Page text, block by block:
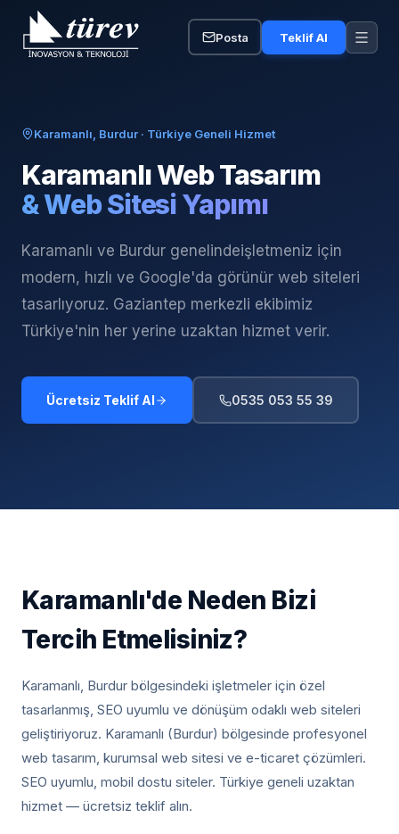
Posta Teklif Al
Karamanlı, Burdur · Türkiye Geneli Hizmet
KaramanlıWeb Tasarım
& Web Sitesi Yapımı
Karamanlı ve Burdur genelindeişletmeniz için
modern, hızlı ve Google'da görünür web siteleri
tasarlıyoruz. Gaziantep merkezli ekibimiz
Türkiye'nin her yerine uzaktan hizmet verir.
Ücretsiz Teklif Al 0535 053 55 39
Karamanlı'de Neden Bizi
Tercih Etmelisiniz?
Karamanlı, Burdur bölgesindeki işletmeler için özel
tasarlanmış, SEO uyumlu ve dönüşüm odaklı web siteleri
geliştiriyoruz. Karamanlı (Burdur) bölgesinde profesyonel
web tasarım, kurumsal web sitesi ve e-ticaret çözümleri.
SEO uyumlu, mobil dostu siteler. Türkiye geneli uzaktan
hizmet — ücretsiz teklif alın.